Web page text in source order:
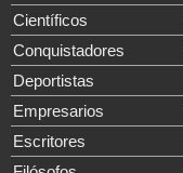
Científicos
Conquistadores
Deportistas
Empresarios
Escritores